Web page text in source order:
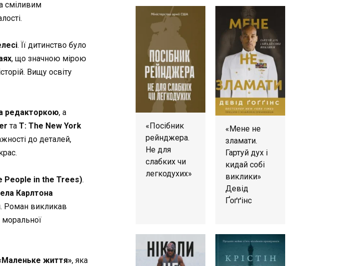
сміливим
. Її дитинство було
, що значною мірою
Вищу освіту
редакторкою, а
та T: The New York
до деталей,
People in the Trees).
Карлтона
Роман викликав
моральної
життя», яка
«Посібник
рейнджера.
Не для
слабких чи
легкодухих»
«Мене не
зламати.
Гартуй дух і
кидай собі
виклики»
Девід
Ґоґґінс